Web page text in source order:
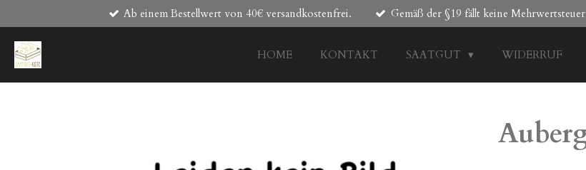
Hauptinhalt
springen
Ab einem Bestellwert von 40€ versandkostenfrei. Gemäß der §19 fällt keine
HOME KONTAKT SAATGUT WIDERRUF